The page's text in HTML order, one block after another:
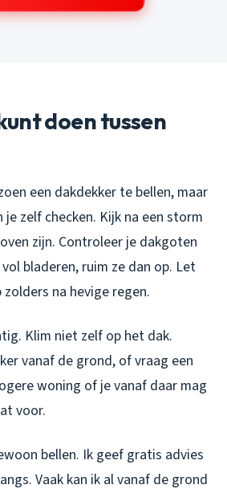
doen tussen
een dakdekker te bellen, maar
je zelf checken. Kijk na een storm
zijn. Controleer je dakgoten
bladeren, ruim ze dan op. Let
na hevige regen.
Klim niet zelf op het dak.
vanaf de grond, of vraag een
woning of je vanaf daar mag
voor.
bellen. Ik geef gratis advies
Vaak kan ik al vanaf de grond